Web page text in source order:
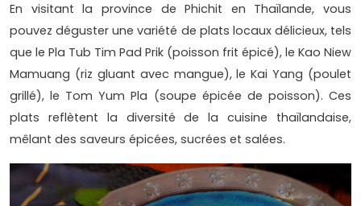
En visitant la province de Phichit en Thaïlande, vous
pouvez déguster une variété de plats locaux délicieux, tels
que le Pla Tub Tim Pad Prik (poisson frit épicé), le Kao Niew
Mamuang (riz gluant avec mangue), le Kai Yang (poulet
grillé), le Tom Yum Pla (soupe épicée de poisson). Ces
plats reflètent la diversité de la cuisine thaïlandaise,
mêlant des saveurs épicées, sucrées et salées.